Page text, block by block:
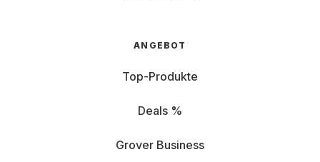
ANGEBOT
Top-Produkte
Deals %
Grover Business